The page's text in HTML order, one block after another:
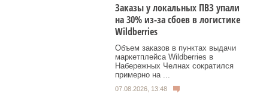
Заказы у локальных ПВЗ упали
на 30% из-за сбоев в логистике
Wildberries
Объем заказов в пунктах выдачи
маркетплейса Wildberries в
Набережных Челнах сократился
примерно на ...
07.08.2026, 13:48